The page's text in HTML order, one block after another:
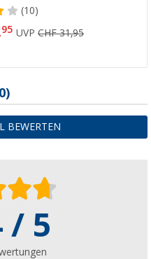
(10)
95 UVPCHF 31,95
BEWERTEN
/ 5